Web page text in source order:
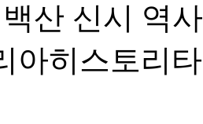
산 신시 역
아히스토리